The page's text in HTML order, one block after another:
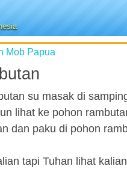
Mob Papua
su masak di
lihat ke pohon
dan paku di pohon
tapi Tuhan lihat